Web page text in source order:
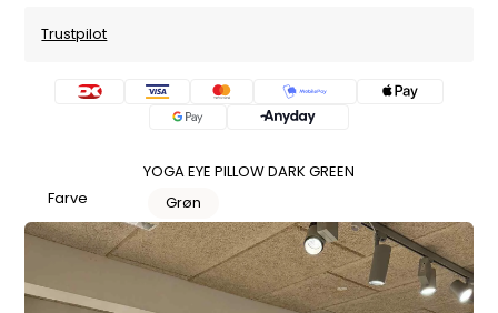
Trustpilot
YOGA EYE PILLOW DARK GREEN
Farve
Grøn